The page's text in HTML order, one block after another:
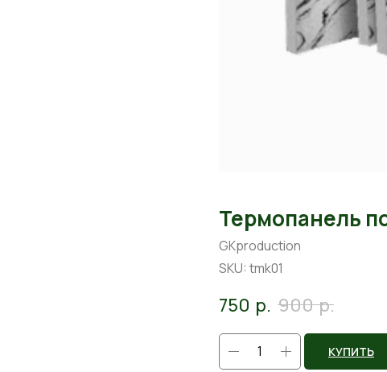
Термопанель
GKproduction
SKU: tmk01
750 р. 900 р.
КУПИТЬ